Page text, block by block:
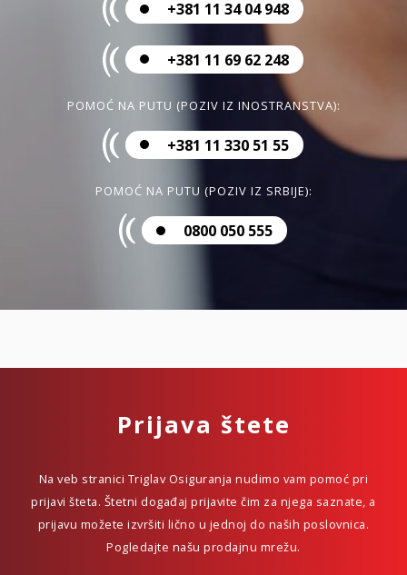
+381 11 34 04 948
+381 11 69 62 248
POMOĆ NA PUTU (POZIV IZ INOSTRANSTVA):
+381 11 330 51 55
POMOĆ NA PUTU (POZIV IZ SRBIJE):
0800 050 555
Prijava štete
Na veb stranici Triglav Osiguranja nudimo vam pomoć pri
prijavi šteta. Štetni događaj prijavite čim za njega saznate, a
prijavu možete izvršiti lično u jednoj do naših poslovnica.
Pogledajte našu prodajnu mrežu.